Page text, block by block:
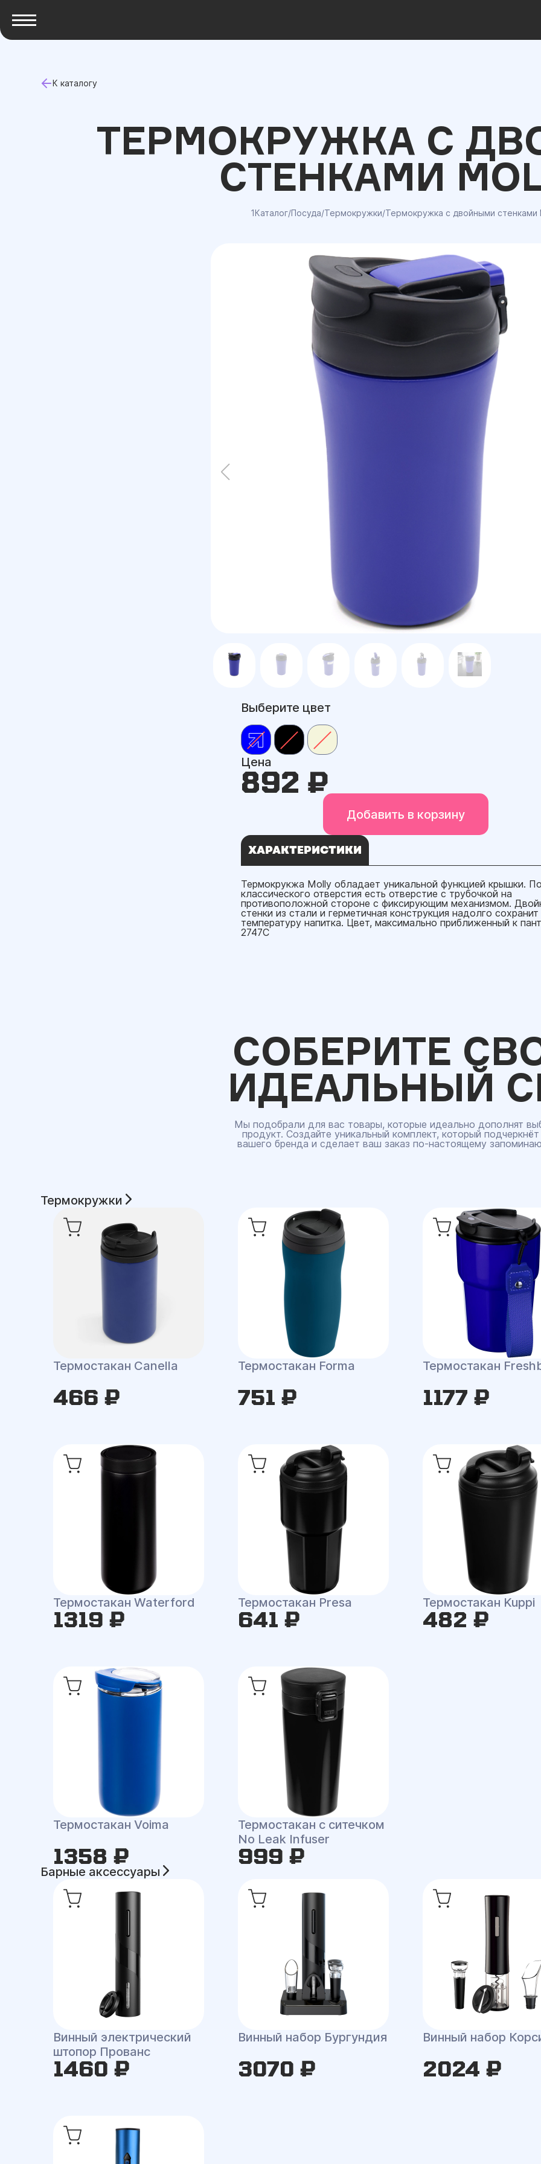
К каталогу
ТЕРМОКРУЖКА С
СТЕНКАМИ
1Каталог/Посуда/Термокружки/Термокружка с двойными стенками
Выберите цвет
Цена
892 ₽
Добавить в корзину
ХАРАКТЕРИСТИКИ
Термокрукжа Molly обладает уникальной функцией крышки.
классического отверстия есть отверстие с трубочкой на
противоположной стороне с фиксирующим механизмом.
стенки из стали и герметичная конструкция надолго сохранит
температуру напитка. Цвет, максимально приближенный к
2747С
СОБЕРИТЕ
ИДЕАЛЬНЫЙ
Мы подобрали для вас товары, которые идеально дополнят
продукт. Создайте уникальный комплект, который подчеркнёт
вашего бренда и сделает ваш заказ по‑настоящему
Термокружки
Термостакан Canella
466 ₽
Термостакан Forma
751 ₽
Термостакан
1177 ₽
Термостакан Waterford
1319 ₽
Термостакан Presa
641 ₽
Термостакан Kuppi
482 ₽
Термостакан Voima
1358 ₽
Термостакан с ситечком
No Leak Infuser
999 ₽
Барные аксессуары
Винный электрический
штопор Прованс
1460 ₽
Винный набор Бургундия
3070 ₽
Винный набор
2024 ₽